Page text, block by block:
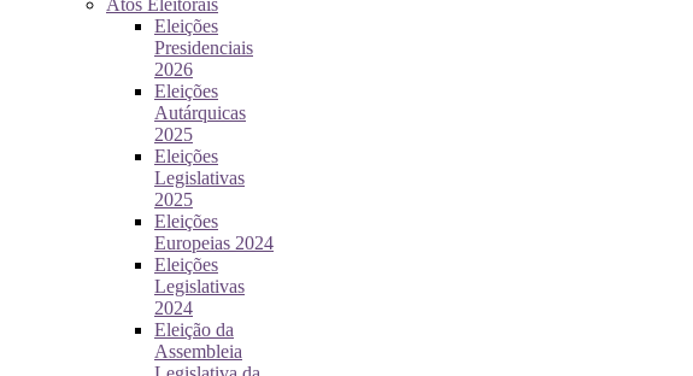
Atos Eleitorais
Eleições
Presidenciais
2026
Eleições
Autárquicas
2025
Eleições
Legislativas
2025
Eleições
Europeias 2024
Eleições
Legislativas
2024
Eleição da
Assembleia